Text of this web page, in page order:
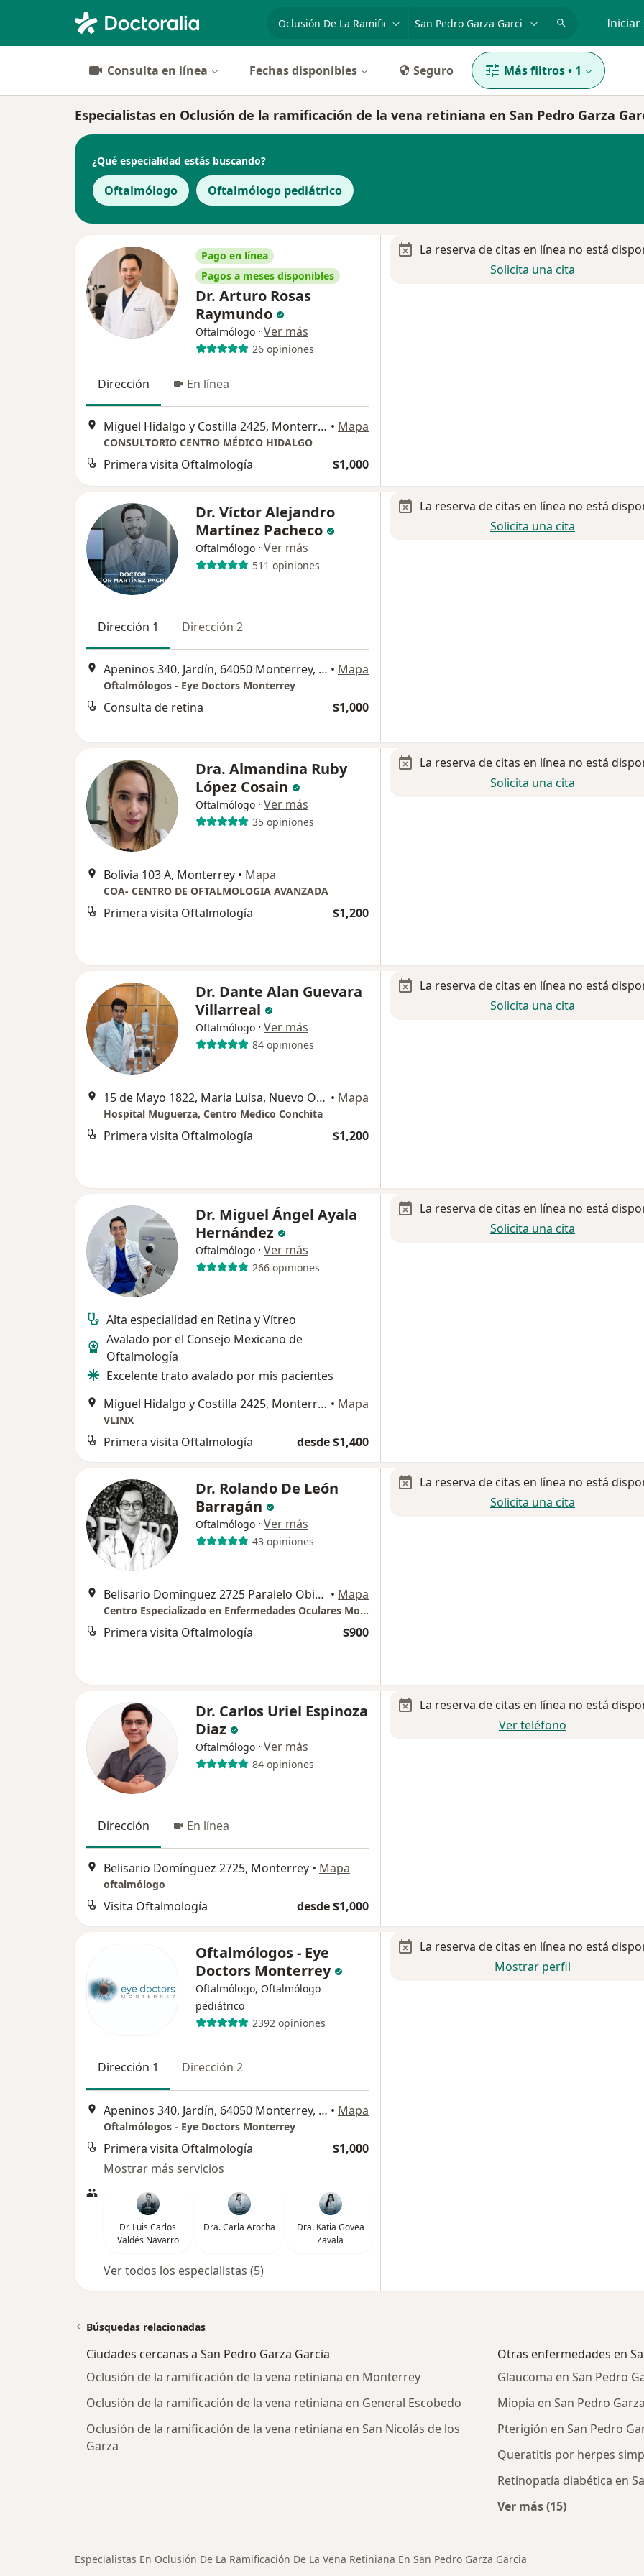
especialidad, enfermedad o nombre Iniciar
Consulta en línea Fechas disponibles Seguro Más filtros• 1
Especialistas en Oclusión de la ramificación de la vena retiniana en San Pedro Garza
¿Qué especialidad estás buscando?
Oftalmólogo Oftalmólogo pediátrico
Pago en línea
Pagos a meses disponibles
Dr. Arturo Rosas
Raymundo
Oftalmólogo · Ver más
26 opiniones
Dirección En línea
Miguel Hidalgo y Costilla 2425, Monterrey • Mapa
CONSULTORIO CENTRO MÉDICO HIDALGO
Primera visita Oftalmología $1,000
La reserva de citas en línea no está
Solicita una cita
Dr. Víctor Alejandro
Martínez Pacheco
Oftalmólogo · Ver más
511 opiniones
Dirección 1 Dirección 2
Apeninos 340, Jardín, 64050 Monterrey, N.L., Monterrey • Mapa
Oftalmólogos - Eye Doctors Monterrey
Consulta de retina $1,000
La reserva de citas en línea no está
Solicita una cita
Dra. Almandina Ruby
López Cosain
Oftalmólogo · Ver más
35 opiniones
Bolivia 103 A, Monterrey • Mapa
COA- CENTRO DE OFTALMOLOGIA AVANZADA
Primera visita Oftalmología $1,200
La reserva de citas en línea no está
Solicita una cita
Dr. Dante Alan Guevara
Villarreal
Oftalmólogo · Ver más
84 opiniones
15 de Mayo 1822, Maria Luisa, Nuevo Obispado, 64040 Monterrey, N.L, Monterrey • Mapa
Hospital Muguerza, Centro Medico Conchita
Primera visita Oftalmología $1,200
La reserva de citas en línea no está
Solicita una cita
Dr. Miguel Ángel Ayala
Hernández
Oftalmólogo · Ver más
266 opiniones
Alta especialidad en Retina y Vítreo
Avalado por el Consejo Mexicano de
Oftalmología
Excelente trato avalado por mis pacientes
Miguel Hidalgo y Costilla 2425, Monterrey • Mapa
VLINX
Primera visita Oftalmología desde $1,400
La reserva de citas en línea no está
Solicita una cita
Dr. Rolando De León
Barragán
Oftalmólogo · Ver más
43 opiniones
Belisario Dominguez 2725 Paralelo Obispado, Monterrey • Mapa
Centro Especializado en Enfermedades Oculares Monterrey - CEOM, Piso 2, Consultorio 210
Primera visita Oftalmología $900
La reserva de citas en línea no está
Solicita una cita
Dr. Carlos Uriel Espinoza
Diaz
Oftalmólogo · Ver más
84 opiniones
Dirección En línea
Belisario Domínguez 2725, Monterrey • Mapa
oftalmólogo
Visita Oftalmología desde $1,000
La reserva de citas en línea no está
Ver teléfono
Oftalmólogos - Eye
Doctors Monterrey
Oftalmólogo, Oftalmólogo
pediátrico
2392 opiniones
Dirección 1 Dirección 2
Apeninos 340, Jardín, 64050 Monterrey, N.L., Monterrey • Mapa
Oftalmólogos - Eye Doctors Monterrey
Primera visita Oftalmología
$1,000
Mostrar más servicios
Dr. Luis Carlos
Valdés Navarro
Dra. Carla Arocha
Dra. Katia Govea
Zavala
Ver todos los especialistas (5)
La reserva de citas en línea no está
Mostrar perfil
Búsquedas relacionadas
Ciudades cercanas a San Pedro Garza Garcia
Oclusión de la ramificación de la vena retiniana en Monterrey
Oclusión de la ramificación de la vena retiniana en General Escobedo
Oclusión de la ramificación de la vena retiniana en San Nicolás de los
Garza
Otras enfermedades en
Glaucoma en San Pedro
Miopía en San Pedro
Pterigión en San Pedro
Queratitis por herpes
Retinopatía diabética en
Ver más (15)
Especialistas En Oclusión De La Ramificación De La Vena Retiniana En San Pedro Garza Garcia